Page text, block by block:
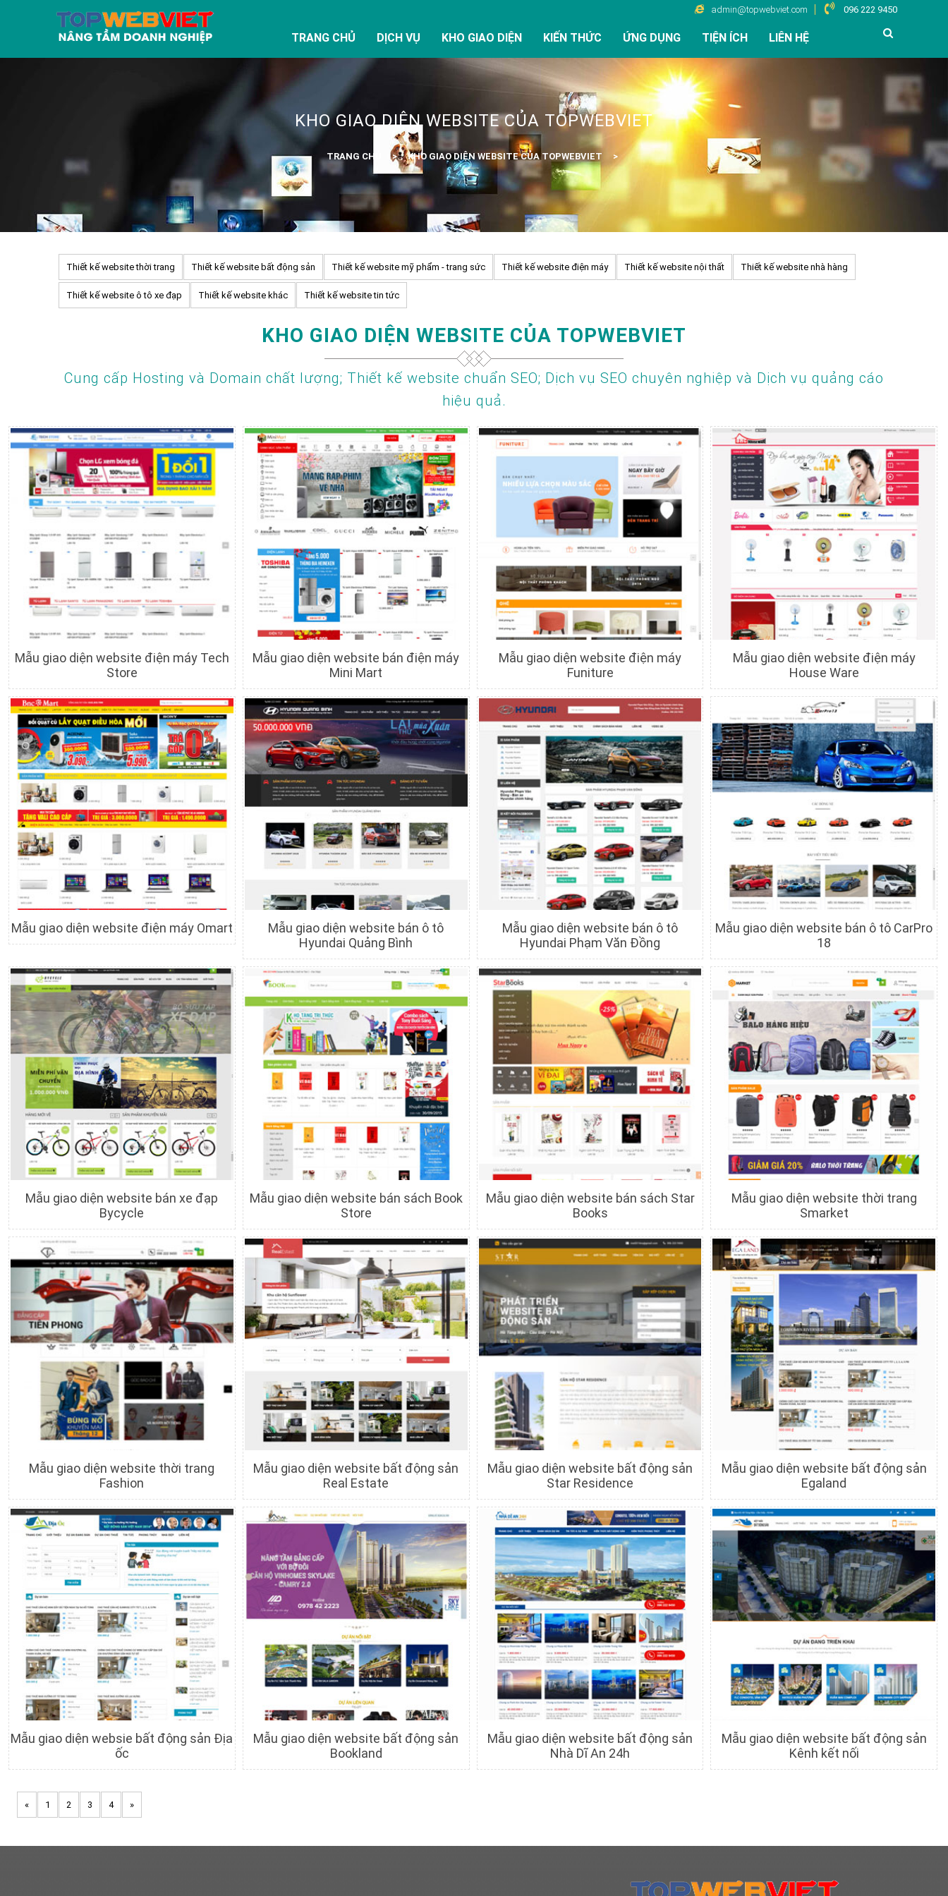
admin@topwebviet.com 096 222 9450
TRANG CHỦ DỊCH VỤ KHO GIAO DIỆN KIẾN THỨC ỨNG DỤNG TIỆN ÍCH LIÊN HỆ
KHO GIAO DIỆN WEBSITE CỦA TOPWEBVIET
TRANG CHỦ KHO GIAO DIỆN WEBSITE CỦA TOPWEBVIET
Thiết kế website thời trang Thiết kế website bất động sản Thiết kế website mỹ phẩm - trang sức Thiết kế website điện máy Thiết kế website nội thất Thiết kế website nhà hàng
Thiết kế website ô tô xe đạp Thiết kế website khác Thiết kế website tin tức
KHO GIAO DIỆN WEBSITE CỦA TOPWEBVIET
Cung cấp Hosting và Domain chất lượng; Thiết kế website chuẩn SEO; Dịch vụ SEO chuyên nghiệp và Dịch vụ quảng cáo
hiệu quả.
Chi tiết Xem trước
Mẫu giao diện website điện máy Tech
Store
Chi tiết Xem trước
Mẫu giao diện website bán điện máy
Mini Mart
Chi tiết Xem trước
Mẫu giao diện website điện máy
Funiture
Chi tiết Xem trước
Mẫu giao diện website điện máy
House Ware
Mẫu giao diện website điện máy Omart
Chi tiết Xem trước
Mẫu giao diện website bán ô tô
Hyundai Quảng Bình
Chi tiết Xem trước
Mẫu giao diện website bán ô tô
Hyundai Phạm Văn Đồng
Chi tiết Xem trước
Mẫu giao diện website bán ô tô CarPro
18
Chi tiết Xem trước
Mẫu giao diện website bán xe đạp
Bycycle
Chi tiết Xem trước
Mẫu giao diện website bán sách Book
Store
Chi tiết Xem trước
Mẫu giao diện website bán sách Star
Books
Chi tiết Xem trước
Mẫu giao diện website thời trang
Smarket
Chi tiết Xem trước
Mẫu giao diện website thời trang
Fashion
Chi tiết Xem trước
Mẫu giao diện website bất động sản
Real Estate
Chi tiết Xem trước
Mẫu giao diện website bất động sản
Star Residence
Chi tiết Xem trước
Mẫu giao diện website bất động sản
Egaland
Chi tiết Xem trước
Mẫu giao diện websie bất động sản Địa
ốc
Chi tiết Xem trước
Mẫu giao diện website bất động sản
Bookland
Chi tiết Xem trước
Mẫu giao diện website bất động sản
Nhà Dĩ An 24h
Chi tiết Xem trước
Mẫu giao diện website bất động sản
Kênh kết nối
« 1 2 3 4 »